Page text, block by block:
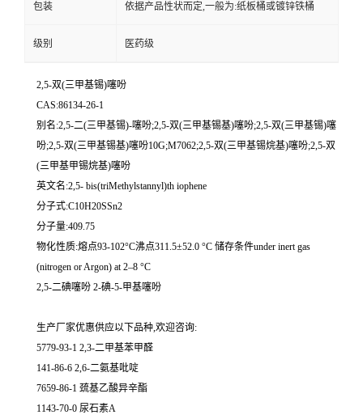
包装 依据产品性状而定,一般为:纸板桶或镀锌铁桶
级别 医药级
2,5-双(三甲基锡)噻吩
CAS:86134-26-1
别名:2,5-二(三甲基锡)-噻吩;2,5-双(三甲基锡基)噻吩;2,5-双(三甲基锡)噻
吩;2,5-双(三甲基锡基)噻吩10G;M7062;2,5-双(三甲基锡烷基)噻吩;2,5-双
(三甲基甲锡烷基)噻吩
英文名:2,5‐ bis(triMethylstannyl)th iophene
分子式:C10H20SSn2
分子量:409.75
物化性质:熔点93-102°C沸点311.5±52.0 °C 储存条件under inert gas
(nitrogen or Argon) at 2–8 °C
2,5-二碘噻吩 2-碘-5-甲基噻吩
生产厂家优惠供应以下品种,欢迎咨询:
5779-93-1 2,3-二甲基苯甲醛
141-86-6 2,6-二氨基吡啶
7659-86-1 巯基乙酸异辛酯
1143-70-0 尿石素A